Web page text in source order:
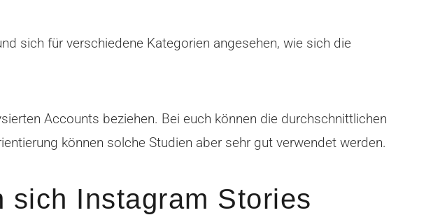
sich für verschiedene Kategorien angesehen, wie sich die
Accounts beziehen. Bei euch können die durchschnittlichen
können solche Studien aber sehr gut verwendet werden.
sich Instagram Stories